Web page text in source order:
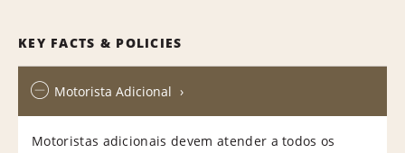
KEY FACTS & POLICIES
Motorista Adicional
Motoristas adicionais devem atender a todos os